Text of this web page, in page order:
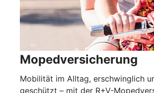
Mopedversicherung
Mobilität im Alltag, erschwinglich
geschützt – mit der R+V-